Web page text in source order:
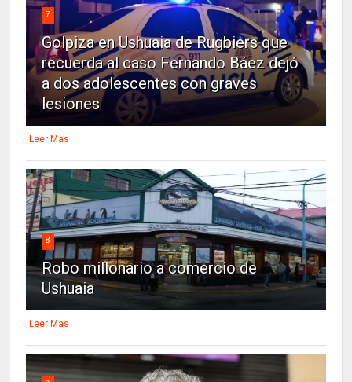
7
Golpiza en Ushuaia de Rugbiers que
recuerda al caso Fernando Báez dejó
a dos adolescentes con graves
lesiones
Leer Mas
8
Robo millonario a comercio de
Ushuaia
Leer Mas